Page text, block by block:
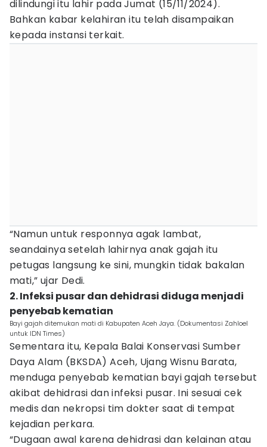
dilindungi itu lahir pada Jumat (15/11/2024).
Bahkan kabar kelahiran itu telah disampaikan
kepada instansi terkait.
“Namun untuk responnya agak lambat,
seandainya setelah lahirnya anak gajah itu
petugas langsung ke sini, mungkin tidak bakalan
mati,” ujar Dedi.
2. Infeksi pusar dan dehidrasi diduga menjadi
penyebab kematian
Bayi gajah ditemukan mati di Kabupaten Aceh Jaya. (Dokumentasi Zahloel
untuk IDN Times)
Sementara itu, Kepala Balai Konservasi Sumber
Daya Alam (BKSDA) Aceh, Ujang Wisnu Barata,
menduga penyebab kematian bayi gajah tersebut
akibat dehidrasi dan infeksi pusar. Ini sesuai cek
medis dan nekropsi tim dokter saat di tempat
kejadian perkara.
“Dugaan awal karena dehidrasi dan kelainan atau